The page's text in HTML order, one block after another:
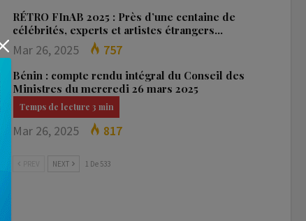
RÉTRO FInAB 2025 : Près d’une centaine de
célébrités, experts et artistes étrangers…
Mar 26, 2025 757
Bénin : compte rendu intégral du Conseil des
Ministres du mercredi 26 mars 2025
Mar 26, 2025 817
NEXT 1 De 533